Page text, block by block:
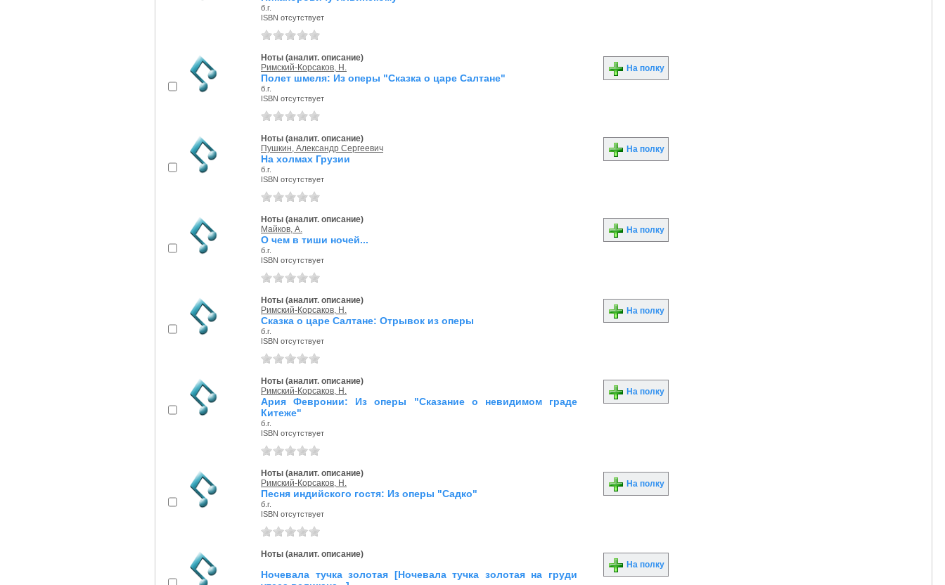
б.г.
ISBN отсутствует
Ноты (аналит. описание)
Римский-Корсаков, Н.
Полет шмеля: Из оперы "Сказка о царе Салтане"
б.г.
ISBN отсутствует
На полку
Ноты (аналит. описание)
Пушкин, Александр Сергеевич
На холмах Грузии
б.г.
ISBN отсутствует
На полку
Ноты (аналит. описание)
Майков, А.
О чем в тиши ночей...
б.г.
ISBN отсутствует
На полку
Ноты (аналит. описание)
Римский-Корсаков, Н.
Сказка о царе Салтане: Отрывок из оперы
б.г.
ISBN отсутствует
На полку
Ноты (аналит. описание)
Римский-Корсаков, Н.
Ария Февронии: Из оперы "Сказание о невидимом граде
Китеже"
б.г.
ISBN отсутствует
На полку
Ноты (аналит. описание)
Римский-Корсаков, Н.
Песня индийского гостя: Из оперы "Садко"
б.г.
ISBN отсутствует
На полку
Ноты (аналит. описание)
Ночевала тучка золотая [Ночевала тучка золотая на груди
На полку